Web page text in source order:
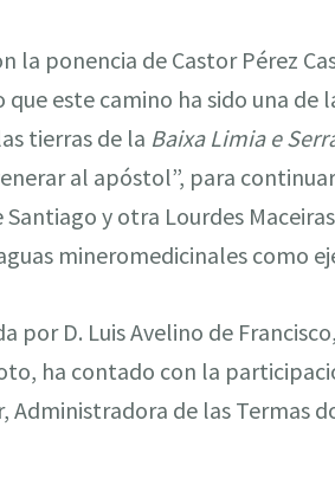
la ponencia de Castor Pérez
que este camino ha sido una
tierras de la Baixa Limia e
al apóstol”, para
y otra Lourdes
mineromedicinales como
por D. Luis Avelino de
ha contado con la
Administradora de las Termas